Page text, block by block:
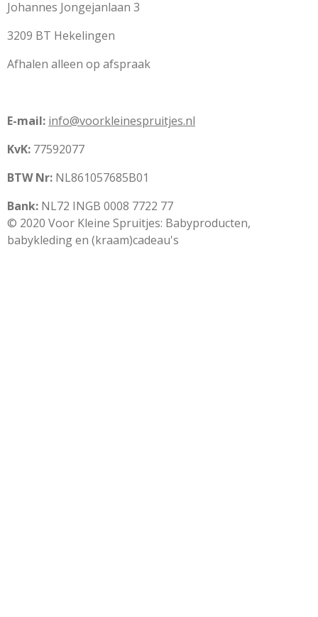
Johannes Jongejanlaan 3
3209 BT Hekelingen
Afhalen alleen op afspraak
E-mail: info@voorkleinespruitjes.nl
KvK: 77592077
BTW Nr: NL861057685B01
Bank: NL72 INGB 0008 7722 77
© 2020 Voor Kleine Spruitjes: Babyproducten,
babykleding en (kraam)cadeau's